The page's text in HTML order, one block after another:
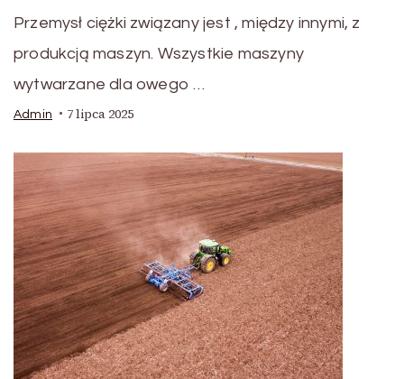
Przemysł ciężki związany jest , między innymi, z
produkcją maszyn. Wszystkie maszyny
wytwarzane dla owego …
Admin 7 lipca 2025